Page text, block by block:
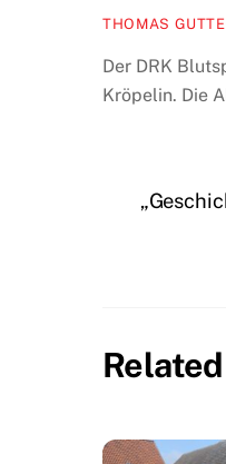
THOMAS
Der DRK
Kröpelin. Die